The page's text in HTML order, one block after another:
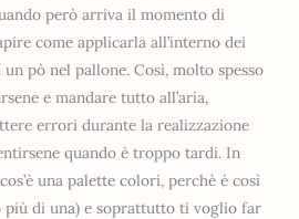
però arriva il momento di
come applicarla all’interno dei
pò nel pallone. Così, molto spesso
e mandare tutto all’aria,
errori durante la realizzazione
quando è troppo tardi. In
una palette colori, perchè è così
più di una) e soprattutto ti voglio far